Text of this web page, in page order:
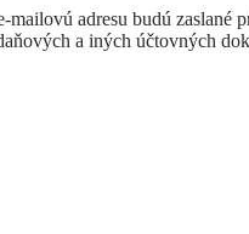
adresu budú zaslané
a iných účtovných